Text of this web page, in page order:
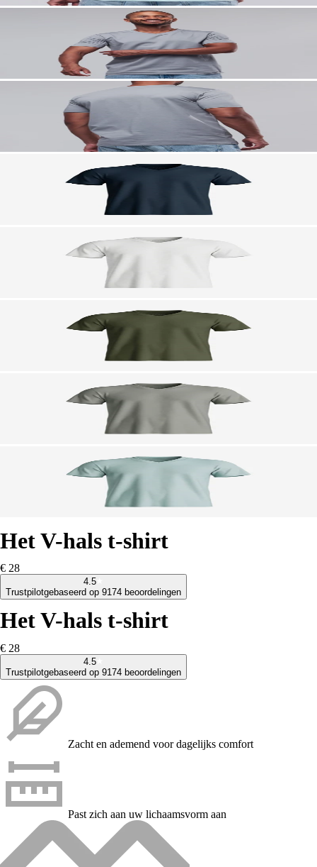
Het V-hals t-shirt
€ 28
4.5
Trustpilotgebaseerd op 9174 beoordelingen
Het V-hals t-shirt
€ 28
4.5
Trustpilotgebaseerd op 9174 beoordelingen
Zacht en ademend voor dagelijks comfort
Past zich aan uw lichaamsvorm aan